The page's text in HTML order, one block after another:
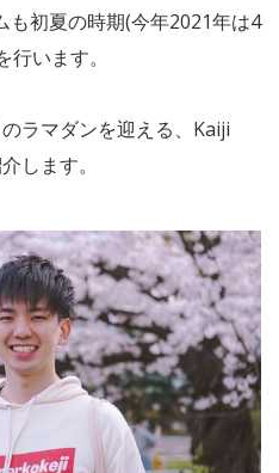
も初夏の時期(今年2021年は4
います。
ラマダンを迎える、Kaiji
します。